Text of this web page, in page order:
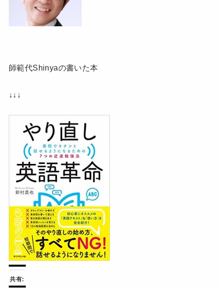
師範代Shinyaの書いた本
↓↓↓
共有: